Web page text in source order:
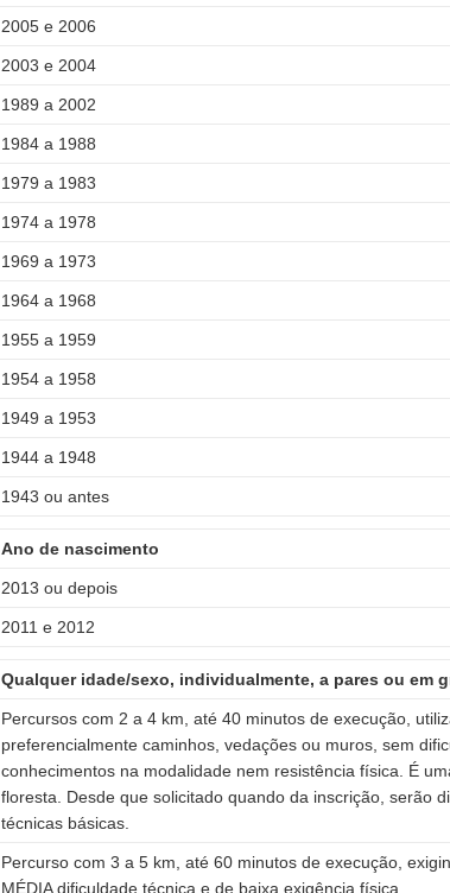
2005 e 2006
2003 e 2004
1989 a 2002
1984 a 1988
1979 a 1983
1974 a 1978
1969 a 1973
1964 a 1968
1955 a 1959
1954 a 1958
1949 a 1953
1944 a 1948
1943 ou antes
Ano de nascimento
2013 ou depois
2011 e 2012
Qualquer idade/sexo, individualmente, a pares ou em
Percursos com 2 a 4 km, até 40 minutos de execução,
preferencialmente caminhos, vedações ou muros, sem
conhecimentos na modalidade nem resistência física. É
floresta. Desde que solicitado quando da inscrição, serão
técnicas básicas.
Percurso com 3 a 5 km, até 60 minutos de execução,
MÉDIA dificuldade técnica e de baixa exigência física.